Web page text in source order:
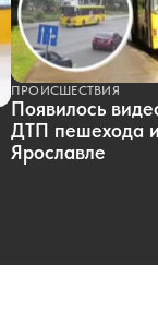
ПРОИСШЕСТВИЯ
Появилось
ДТП пешехода
Ярославле